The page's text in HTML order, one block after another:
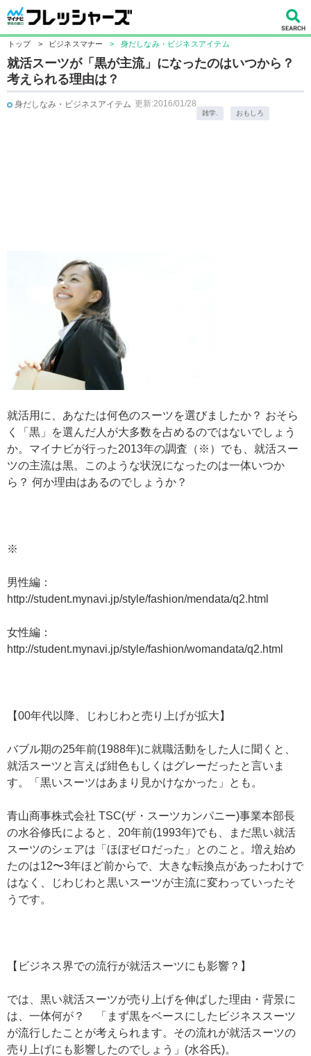
トップ > ビジネスマナー > 身だしなみ・ビジネスアイテム
就活スーツが「黒が主流」になったのはいつから？
考えられる理由は？
身だしなみ・ビジネスアイテム 更新:2016/01/28
雑学. おもしろ
就活用に、あなたは何色のスーツを選びましたか？ おそら
く「黒」を選んだ人が大多数を占めるのではないでしょう
か。マイナビが行った2013年の調査（※）でも、就活スー
ツの主流は黒。このような状況になったのは一体いつか
ら？ 何か理由はあるのでしょうか？
※
男性編：
http://student.mynavi.jp/style/fashion/mendata/q2.html
女性編：
http://student.mynavi.jp/style/fashion/womandata/q2.html
【00年代以降、じわじわと売り上げが拡大】
バブル期の25年前(1988年)に就職活動をした人に聞くと、
就活スーツと言えば紺色もしくはグレーだったと言いま
す。「黒いスーツはあまり見かけなかった」とも。
青山商事株式会社 TSC(ザ・スーツカンパニー)事業本部長
の水谷修氏によると、20年前(1993年)でも、まだ黒い就活
スーツのシェアは「ほぼゼロだった」とのこと。増え始め
たのは12〜3年ほど前からで、大きな転換点があったわけで
はなく、じわじわと黒いスーツが主流に変わっていったそ
うです。
【ビジネス界での流行が就活スーツにも影響？】
では、黒い就活スーツが売り上げを伸ばした理由・背景に
は、一体何が？ 「まず黒をベースにしたビジネススーツ
が流行したことが考えられます。その流れが就活スーツの
売り上げにも影響したのでしょう」(水谷氏)。